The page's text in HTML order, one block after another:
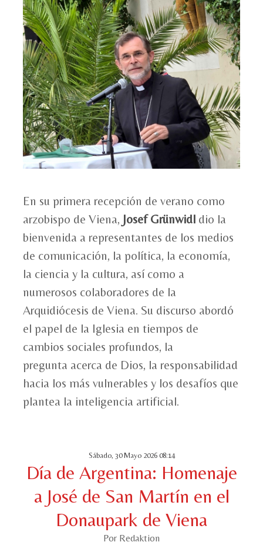
En su primera recepción de verano como
arzobispo de Viena, Josef Grünwidl dio la
bienvenida a representantes de los medios
de comunicación, la política, la economía,
la ciencia y la cultura, así como a
numerosos colaboradores de la
Arquidiócesis de Viena. Su discurso abordó
el papel de la Iglesia en tiempos de
cambios sociales profundos, la
pregunta acerca de Dios, la responsabilidad
hacia los más vulnerables y los desafíos que
plantea la inteligencia artificial.
Sábado, 30 Mayo 2026 08:14
Día de Argentina: Homenaje
a José de San Martín en el
Donaupark de Viena
Por Redaktion